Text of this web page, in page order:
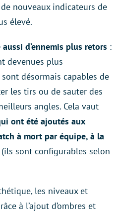
nouveaux indicateurs de
élevé.
d’ennemis plus retors :
devenues plus
désormais capables de
les tirs ou de sauter des
angles. Cela vaut
ont été ajoutés aux
à mort par équipe, à la
(ils sont configurables selon
les niveaux et
à l’ajout d’ombres et